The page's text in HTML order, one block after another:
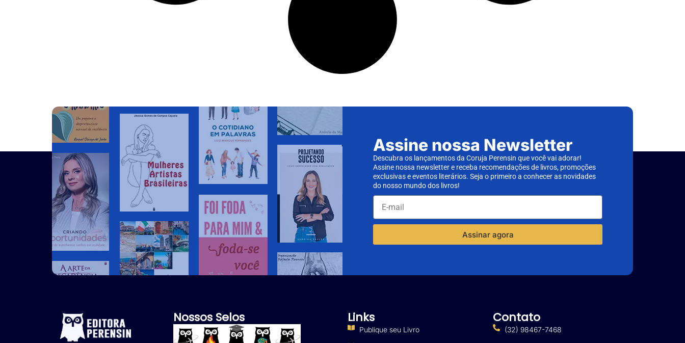
Assine nossa Newsletter
Descubra os lançamentos da Coruja Perensin que você vai adorar!
Assine nossa newsletter e receba recomendações de livros, promoções
exclusivas e eventos literários. Seja o primeiro a conhecer as novidades
do nosso mundo dos livros!
Assinar agora
Nossos Selos Links
Publique seu Livro
Contato
(32) 98467-7468